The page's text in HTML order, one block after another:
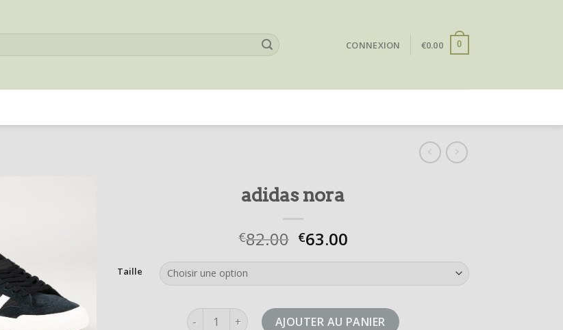
CONNEXION €0.00 0
adidas nora
€82.00 €63.00
Taille
quantité de adidas noraAJOUTER AU PANIER